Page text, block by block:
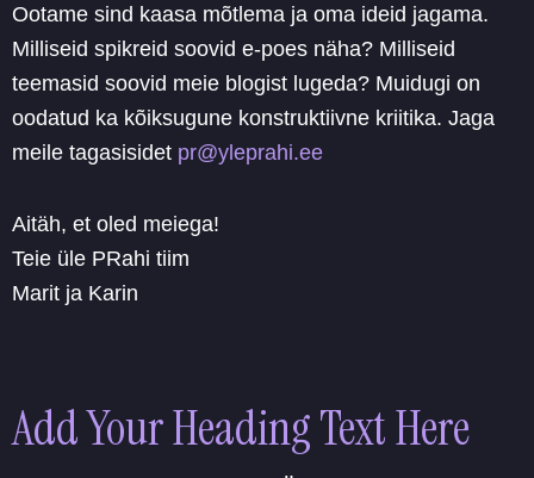
Ootame sind kaasa mõtlema ja oma ideid jagama.
Milliseid spikreid soovid e-poes näha? Milliseid
teemasid soovid meie blogist lugeda? Muidugi on
oodatud ka kõiksugune konstruktiivne kriitika. Jaga
meile tagasisidet pr@yleprahi.ee
Aitäh, et oled meiega!
Teie üle PRahi tiim
Marit ja Karin
Add Your Heading Text Here